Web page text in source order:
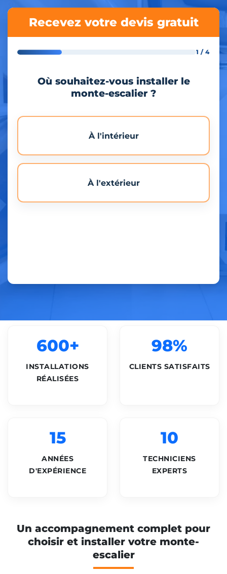
Recevez votre devis gratuit
1 / 4
Où souhaitez-vous installer le
monte-escalier ?
À l'intérieur
À l'extérieur
600+
INSTALLATIONS
RÉALISÉES
98%
CLIENTS SATISFAITS
15
ANNÉES
D'EXPÉRIENCE
10
TECHNICIENS
EXPERTS
Un accompagnement complet pour
choisir et installer votre monte-
escalier